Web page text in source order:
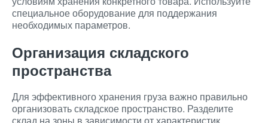
специальное оборудование для поддержания
необходимых параметров.
Организация складского
пространства
Для эффективного хранения груза важно правильно
организовать складское пространство. Разделите